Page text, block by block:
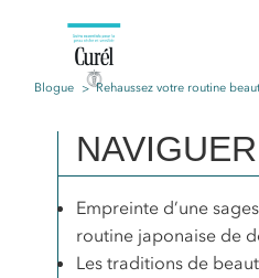
Blogue Rehaussez votre routine
Empreinte d’une
routine japonaise de
Les traditions de